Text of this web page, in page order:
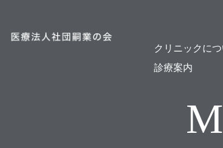
クリニックに
クリニック概要
医師紹介・スタ
オンライン診療
施設紹介
貸し出し図書に
診療案内